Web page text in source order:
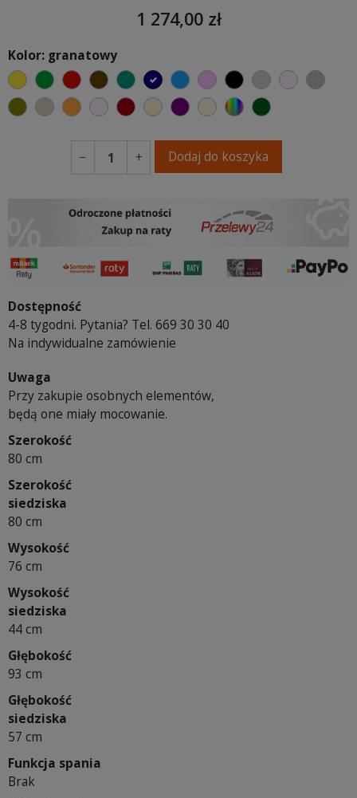
1 274,00 zł
Kolor: granatowy
żółtyzielonyczerwonyczekoladowy
turkusowygranatowyniebieski
różowyczarnyjasnoszary
jasny róż
szary
oliwkowy
beżowypomarańczowy
pastelowy róż
bordowyciepły kremowy
fioletowa purpura
ecru beżowy
wybór koloru
ciemno zielony
− + Dodaj do koszyka
Dostępność
4-8 tygodni. Pytania? Tel. 669 30 30 40
Na indywidualne zamówienie
Uwaga
Przy zakupie osobnych elementów,
będą one miały mocowanie.
Szerokość
80 cm
Szerokość
siedziska
80 cm
Wysokość
76 cm
Wysokość
siedziska
44 cm
Głębokość
93 cm
Głębokość
siedziska
57 cm
Funkcja spania
Brak